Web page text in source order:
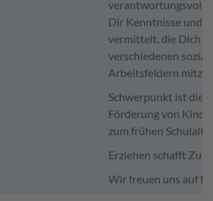
Dir Kenntnisse und
vermittelt, die Dich
verschiedenen
Arbeitsfeldern
Schwerpunkt ist die
Förderung von
zum frühen
Erziehen schafft
Wir freuen uns auf